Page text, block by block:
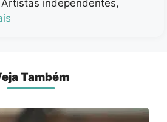
independentes,
Também